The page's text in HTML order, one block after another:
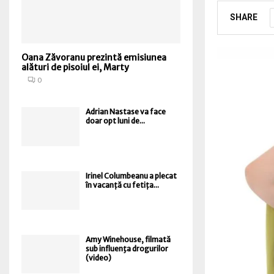
SHARE
Oana Zăvoranu prezintă emisiunea
alături de pisoiul ei, Marty
0
Adrian Nastase va face
doar opt luni de...
Irinel Columbeanu a plecat
în vacanță cu fetița...
Amy Winehouse, filmată
sub influenţa drogurilor
(video)